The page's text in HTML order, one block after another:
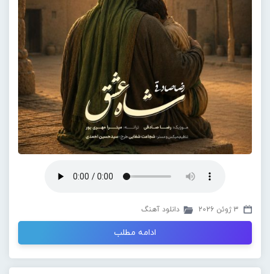
3 ژوئن 2026 دانلود آهنگ
ادامه مطلب